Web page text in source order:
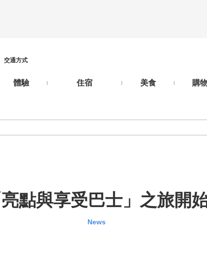
交通方式
體驗 住宿 美食 購
亮點與享受巴士」之旅開
News